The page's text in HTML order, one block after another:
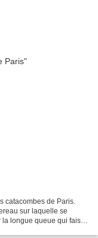
catacombes de Paris.
sur laquelle se
longue queue qui faisait